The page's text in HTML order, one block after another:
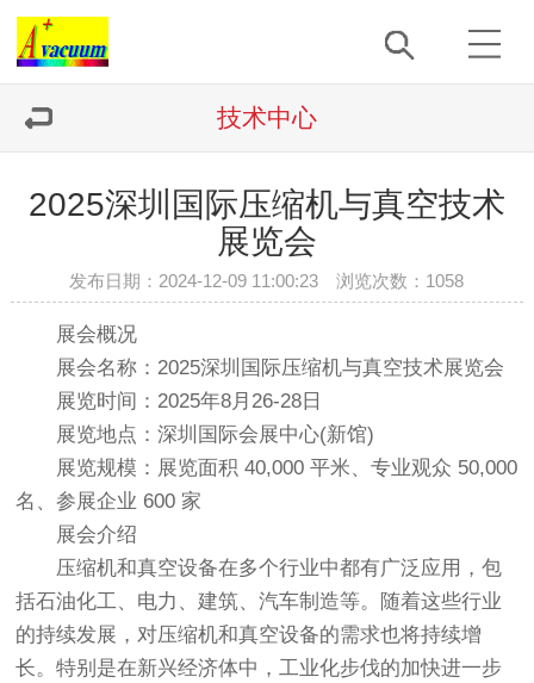
技术中心
2025深圳国际压缩机与真空技术
展览会
发布日期：2024-12-09 11:00:23 浏览次数： 1058
展会概况
展会名称： 2025深圳国际压缩机与真空技术展览会
展览时间：2025年8月26-28日
展览地点：深圳国际会展中心(新馆)
展览规模：展览面积 40,000 平米、专业观众 50,000
名、参展企业 600 家
展会介绍
压缩机和真空设备在多个行业中都有广泛应用，包
括石油化工、电力、建筑、汽车制造等。随着这些行业
的持续发展，对压缩机和真空设备的需求也将持续增
长。特别是在新兴经济体中，工业化步伐的加快进一步